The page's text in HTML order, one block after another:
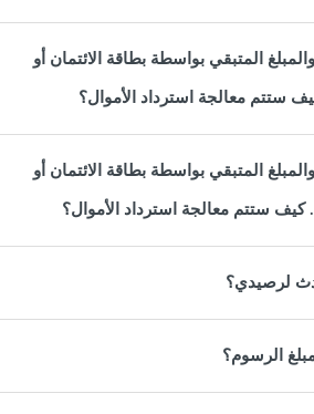
المتبقي بواسطة بطاقة الائتمان أو
المتبقي بواسطة بطاقة الائتمان أو
لرصيدي؟
الرسوم؟